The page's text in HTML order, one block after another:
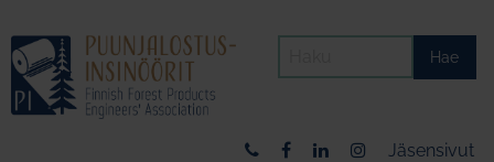
Hae
Jäsensivut